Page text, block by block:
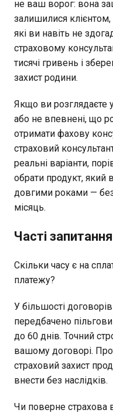
не ваш ворог: вона
залишилися клієнтом,
які ви навіть не
страховому
тисячі гривень і
захист родини.
Якщо ви розглядаєте
або не впевнені, що
отримати фахову
страховий
реальні варіанти,
обрати продукт, який
довгими роками —
місяць.
Часті
Скільки часу є на
платежу?
У більшості
передбачено
до 60 днів. Точний
вашому договорі.
страховий захист
внести без наслідків.
Чи поверне страхова